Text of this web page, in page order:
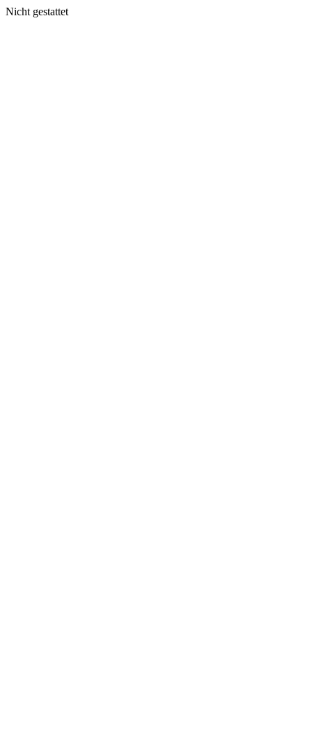
Nicht gestattet